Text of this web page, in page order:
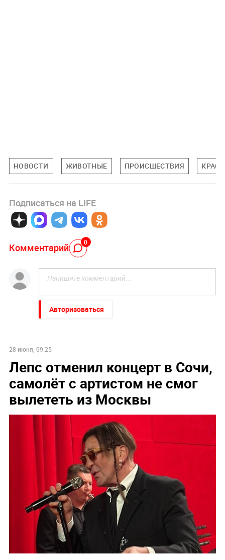
НОВОСТИ ЖИВОТНЫЕ ПРОИСШЕСТВИЯ
Подписаться на LIFE
Комментарий 0
Авторизоваться
28 июня, 09:25
Лепс отменил концерт в Сочи,
самолёт с артистом не смог
вылететь из Москвы